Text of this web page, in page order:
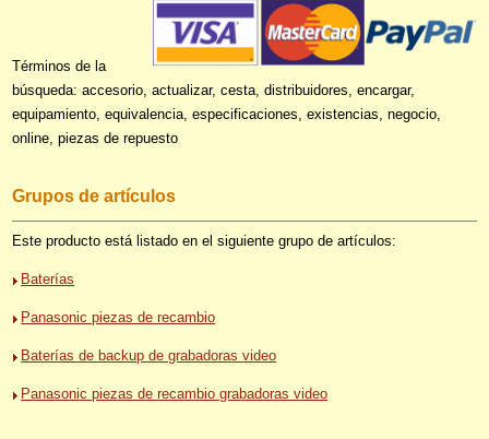
Términos de la
búsqueda: accesorio, actualizar, cesta, distribuidores, encargar,
equipamiento, equivalencia, especificaciones, existencias, negocio,
online, piezas de repuesto
Grupos de artículos
Este producto está listado en el siguiente grupo de artículos:
Baterías
Panasonic piezas de recambio
Baterías de backup de grabadoras video
Panasonic piezas de recambio grabadoras video